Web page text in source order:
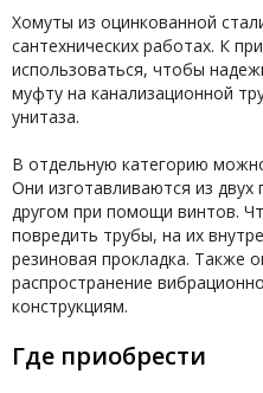
Хомуты из оцинкованной
сантехнических работах. К
использоваться, чтобы
муфту на канализационной
унитаза.
В отдельную категорию
Они изготавливаются из двух
другом при помощи винтов.
повредить трубы, на их
резиновая прокладка. Также
распространение
конструкциям.
Где приобрести